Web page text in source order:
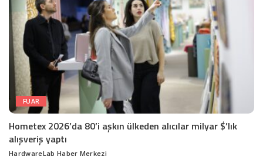
FUAR
Hometex 2026’da 80’i aşkın ülkeden alıcılar milyar $’lık
alışveriş yaptı
Posted
HardwareLab Haber Merkezi